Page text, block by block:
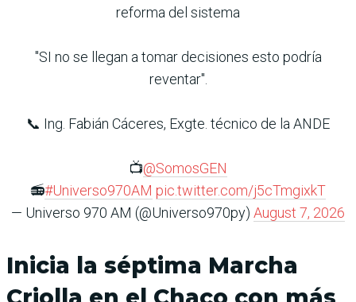
reforma del sistema
"SI no se llegan a tomar decisiones esto podría
reventar".
📞 Ing. Fabián Cáceres, Exgte. técnico de la ANDE
📺@SomosGEN
📻#Universo970AM pic.twitter.com/j5cTmgixkT
— Universo 970 AM (@Universo970py) August 7, 2026
Inicia la séptima Marcha